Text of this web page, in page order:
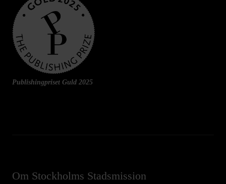
Publishingpriset Guld 2025
Om Stockholms Stadsmission